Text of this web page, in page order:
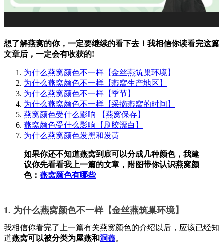
想了解燕窝的你，一定要继续的看下去！我相信你读看完这篇
文章后，一定会有收获的!
为什么燕窝颜色不一样【金丝燕筑巢环境】
为什么燕窝颜色不一样【燕窝生产地区】
为什么燕窝颜色不一样【季节】
为什么燕窝颜色不一样【采摘燕窝的时间】
燕窝颜色受什么影响 【燕窝保存】
燕窝颜色受什么影响【刷胶漂白】
为什么燕窝颜色发黑和发黄
如果你还不知道燕窝到底可以分成几种颜色，我建
议你先看看我上一篇的文章，附图带你认识燕窝颜
色： 燕窝颜色有哪些
1. 为什么燕窝颜色不一样【金丝燕筑巢环境】
我相信你看完了上一篇有关燕窝颜色的介绍以后，应该已经知
道燕窝可以被分类为屋燕和洞燕。